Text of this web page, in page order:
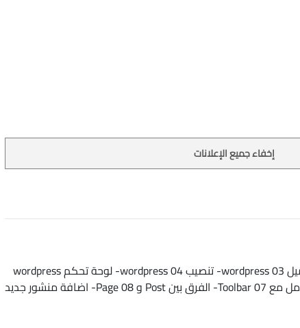
إخفاء جميع الإعلانات
01- مقدمة حول wordpress 02- تحميل wordpress 03- تنصيب wordpress 04- لوحة تحكم wordpress
05- التعامل مع Dashboard 06- التعامل مع Toolbar 07- الفرق بين Post و Page 08- اضافة منشور جديد